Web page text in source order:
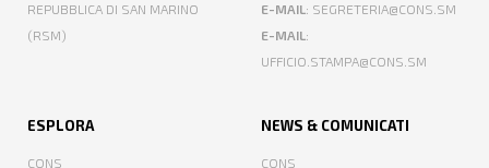
REPUBBLICA DI SAN MARINO
(RSM)
E-MAIL: SEGRETERIA@CONS.SM
E-MAIL:
UFFICIO.STAMPA@CONS.SM
ESPLORA
CONS
NEWS & COMUNICATI
CONS